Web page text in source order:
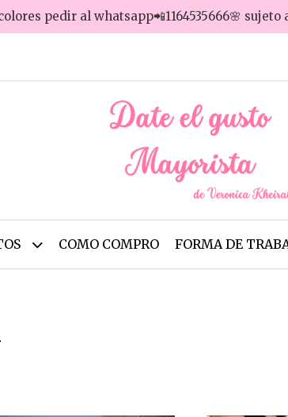
pedir al whatsapp📲1164535666🌸
COMO COMPRO FORMA DE